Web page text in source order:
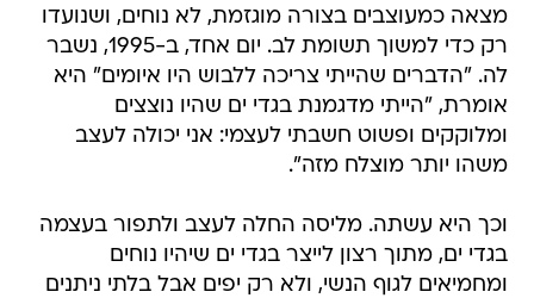
מצאה כמעוצבים בצורה מוגזמת, לא נוחים, ושנועדו
רק כדי למשוך תשומת לב. יום אחד, ב-1995, נשבר
לה. "הדברים שהייתי צריכה ללבוש היו איומים" היא
אומרת, "הייתי מדגמנת בגדי ים שהיו נוצצים
ומלוקקים ופשוט חשבתי לעצמי: אני יכולה לעצב
משהו יותר מוצלח מזה".
וכך היא עשתה. מליסה החלה לעצב ולתפור בעצמה
בגדי ים, מתוך רצון לייצר בגדי ים שיהיו נוחים
ומחמיאים לגוף הנשי, ולא רק יפים אבל בלתי ניתנים